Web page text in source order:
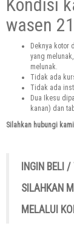
Kondisi
wasen
Deknya kotor
yang
melunak.
Tidak ada
Tidak ada
Dua Ikesu
kanan) dan
Silahkan hubungi
INGIN BELI /
SILAHKAN
MELALUI